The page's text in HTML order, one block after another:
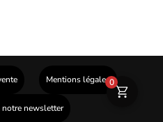
Mentions légales
newsletter
0